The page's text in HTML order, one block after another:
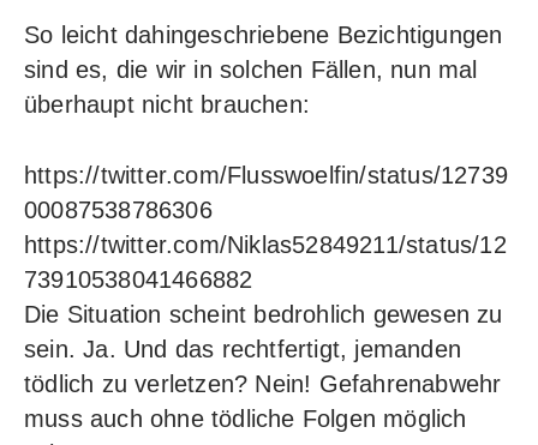
So leicht dahingeschriebene Bezichtigungen
sind es, die wir in solchen Fällen, nun mal
überhaupt nicht brauchen:
https://twitter.com/Flusswoelfin/status/12739
00087538786306
https://twitter.com/Niklas52849211/status/12
73910538041466882
Die Situation scheint bedrohlich gewesen zu
sein. Ja. Und das rechtfertigt, jemanden
tödlich zu verletzen? Nein! Gefahrenabwehr
muss auch ohne tödliche Folgen möglich